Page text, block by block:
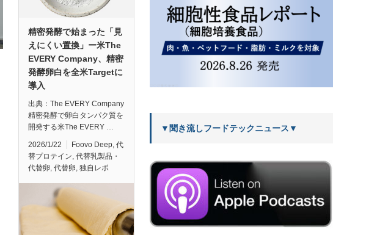
精密発酵で始まった「見
えにくい置換」ー米The
EVERY Company、精密
発酵卵白を全米Targetに
導入
出典：The EVERY Company
精密発酵で卵白タンパク質を
開発する米The EVERY …
2026/1/22 Foovo Deep, 代
替プロテイン, 代替乳製品・
代替卵, 代替卵, 独自レポ
▼聞き流しフードテックニュース▼